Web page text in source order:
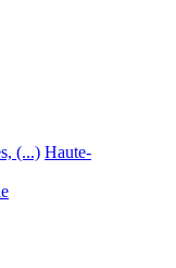
(...) Haute-